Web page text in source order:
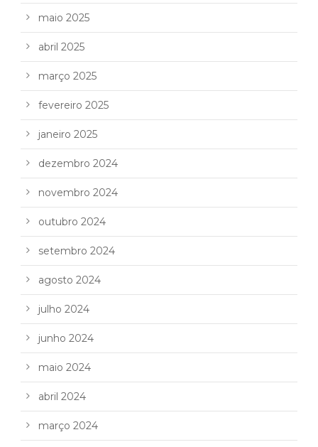
maio 2025
abril 2025
março 2025
fevereiro 2025
janeiro 2025
dezembro 2024
novembro 2024
outubro 2024
setembro 2024
agosto 2024
julho 2024
junho 2024
maio 2024
abril 2024
março 2024